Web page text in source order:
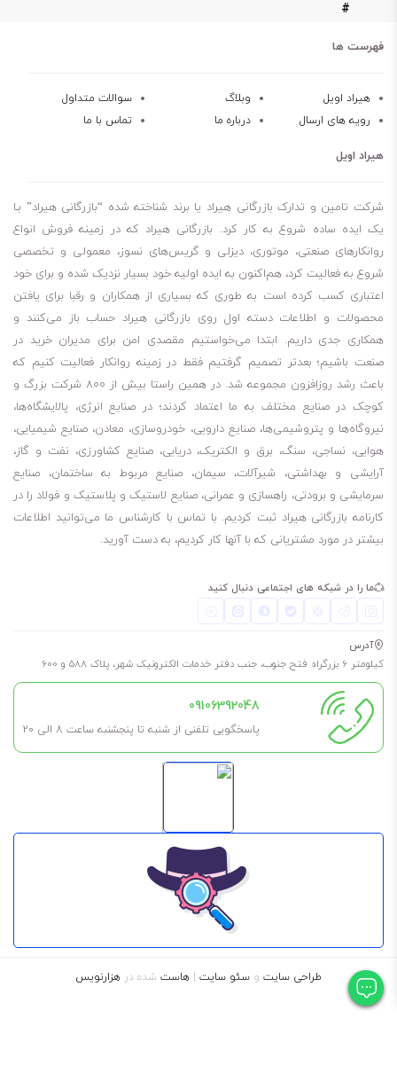
کارکرد رضایت بخش به‌عنوان روانکار انواع تجهیزات را دارد. روغن کمپرسور
بالقوه درون کمپرسور هر تاسیساتی استفاده شود. به‌صورت ایده آل روغن
سری GS سانیسو برای دمای پایین‌تر از -18 درجه سانتیگراد شامل مصارف
علاوه‌براین روغن کمپرسور سری GS سانیسو با مبردهای طبیعی مانند R-717
و R600 و R290 عملکرد بسیار عالی دارد.
پایداری شیمیایی: مقاومت دربرابر واکنش با مبرد و قطعات فلزی سیستم
بدون آلودگی به‌منظور جلوگیری از خراشیدگی سطوح یاتاقانها و شیرها و سایر
عایق قوی الکتریکی
دمای چکیدن پایین برای جلوگیری از ماسیدن در خطوط لوله و بسته شدن
لوله‌ها
مقدار موم پایین برای جلوگیری از جدایش موم از ترکیب روغن برودتی در
پایین ترین نقاط
پایداری دمایی: برای حذف کربن اضافی رسوب کرده روی نقاط گرم کمپرسور
مانند شیرها و خروجی کمپرسور
روغن سانیسو 3GS
روغن سانیسو 4GS
#
فهرست ها
هیراد اویل وبلاگ
سوالات متداول
رویه های ارسال
درباره ما تماس با ما
هیراد اویل
شرکت تامین و تدارک بازرگانی هیراد یا برند شناخته شده “بازرگانی هیراد” بـا
یک ایده ساده شروع به کار کرد. بازرگانی هیراد که در زمینه فروش انواع
روانکارهای صنعتی، موتوری، دیزلی و گریس‌های نسوز، معمولی و تخصصی
شروع به فعالیت کرد، هم‌اکنون به ایده اولیه خود بسیار نزدیک شده و برای خود
اعتباری کسب کرده است به طوری که بسیاری از همکاران و رقبا برای یافتن
محصولات و اطلاعات دسته اول روی بازرگانی هیراد حساب باز می‌کنند و
همکاری جدی داریم. ابتدا می‌خواستیم مقصدی امن برای مدیران خرید در
صنعت باشیم؛ بعدتر تصمیم گرفتیم فقط در زمینه روانکار فعالیت کنیم که
باعث رشد روزافزون مجموعه شد. در همین راستا بیش از 800 شرکت بزرگ و
کوچک در صنایع مختلف به ما اعتماد کردند؛ در صنایع انرژی، پالایشگاه‌ها،
نیروگاه‌ها و پتروشیمی‌ها، صنایع دارویی، خودروسازی، معادن، صنایع شیمیایی،
هوایی، نساجی، سنگ، برق و الکتریک، دریایی، صنایع کشاورزی، نفت و گاز،
آرایشی و بهداشتی، شیرآلات، سیمان، صنایع مربوط به ساختمان، صنایع
سرمایشی و برودتی، راهسازی و عمرانی، صنایع لاستیک و پلاستیک و فولاد را در
کارنامه بازرگانی هیراد ثبت کردیم. با تماس با کارشناس ما می‌توانید اطلاعات
بیشتر در مورد مشتریانی که با آنها کار کردیم، به دست آورید.
ما را در شبکه های اجتماعی دنبال کنید
آدرس
کیلومتر 6 بزرگراه فتح جنوب، جنب دفتر خدمات الکترونیک شهر، پلاک 588 و 600
09106392048
پاسخگویی تلفنی از شنبه تا پنجشنبه ساعت 8 الی ۲۰
طراحی سایت و سئو سایت | هاست شده در هزارنویس